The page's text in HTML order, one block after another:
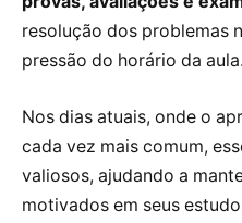
resolução dos problemas
pressão do horário da aula.
Nos dias atuais, onde o
cada vez mais comum,
valiosos, ajudando a
motivados em seus